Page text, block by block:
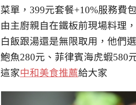
菜單，399元套餐+10%服務費
由主廚親自在鐵板前現場料理
白飯跟湯還是無限取用，他們
鮑魚280元、菲律賓海虎蝦580
這家中和美食推薦給大家